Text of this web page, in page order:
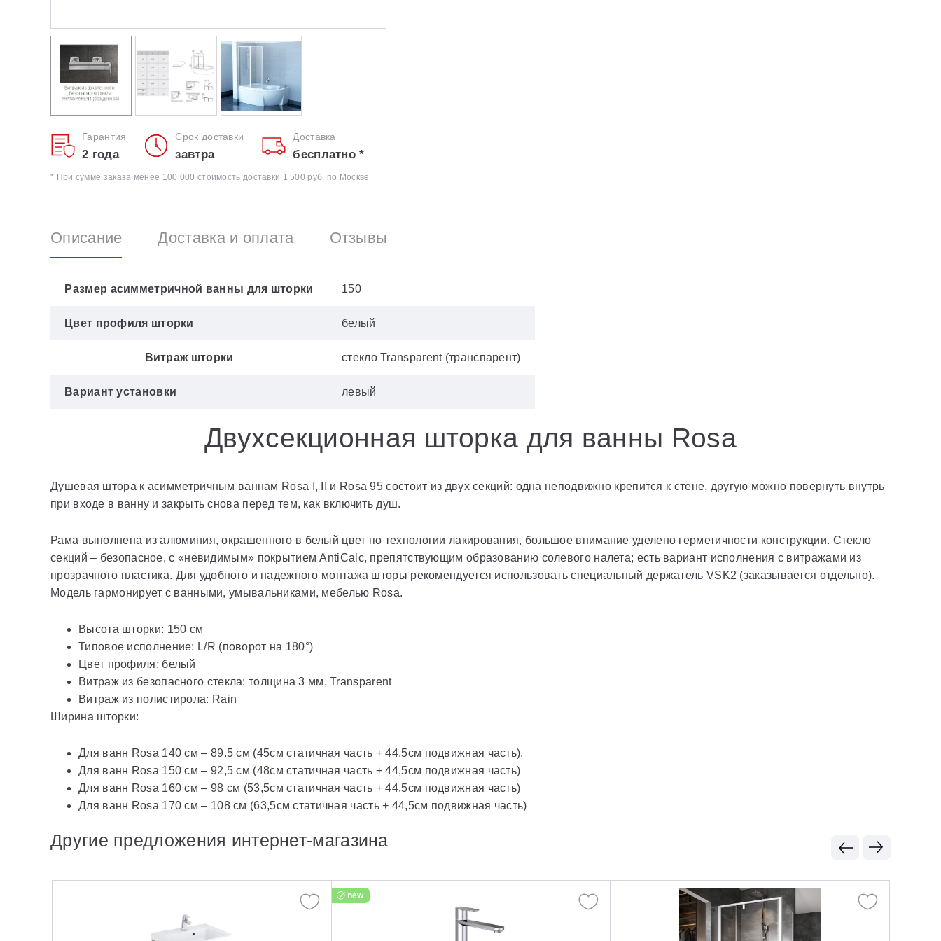
Гарантия
2 года
Срок доставки
завтра
Доставка
бесплатно *
* При сумме заказа менее 100 000 стоимость доставки 1 500 руб. по Москве
Описание Доставка и оплата Отзывы
Размер асимметричной ванны для шторки 150
Цвет профиля шторки белый
Витраж шторки стекло Transparent (транспарент)
Вариант установки левый
Двухсекционная шторка для ванны Rosa
Душевая штора к асимметричным ваннам Rosa I, II и Rosa 95 состоит из двух секций: одна неподвижно крепится к стене, другую можно повернуть внутрь
при входе в ванну и закрыть снова перед тем, как включить душ.
Рама выполнена из алюминия, окрашенного в белый цвет по технологии лакирования, большое внимание уделено герметичности конструкции. Стекло
секций – безопасное, с «невидимым» покрытием AntiCalc, препятствующим образованию солевого налета; есть вариант исполнения с витражами из
прозрачного пластика. Для удобного и надежного монтажа шторы рекомендуется использовать специальный держатель VSK2 (заказывается отдельно).
Модель гармонирует с ванными, умывальниками, мебелью Rosa.
Высота шторки: 150 см
Типовое исполнение: L/R (поворот на 180°)
Цвет профиля: белый
Витраж из безопасного стекла: толщина 3 мм, Transparent
Витраж из полистирола: Rain
Ширина шторки:
Для ванн Rosa 140 см – 89.5 см (45см статичная часть + 44,5см подвижная часть),
Для ванн Rosa 150 см – 92,5 см (48см статичная часть + 44,5см подвижная часть)
Для ванн Rosa 160 см – 98 см (53,5см статичная часть + 44,5см подвижная часть)
Для ванн Rosa 170 см – 108 см (63,5см статичная часть + 44,5см подвижная часть)
Другие предложения интернет-магазина
new